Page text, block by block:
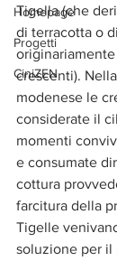
Homepage
Progetti
CiniZEN
Tigella (che
di terracotta o
crescenti).
modenese le
considerate il
momenti
e consumate
cottura
farcitura della
Tigelle
soluzione per il